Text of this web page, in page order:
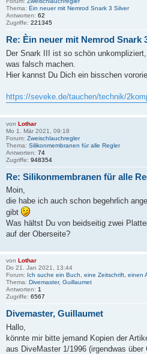
Thema: Èin neuer mit Nemrod Snark 3 Silver
Antworten: 62
Zugriffe: 221345
Re: Èin neuer mit Nemrod Snark
Der Snark III ist so schön
was falsch machen.
Hier kannst Du Dich ein bisschen
https://seveke.de/tauchen/technik/
von Lothar
Mo 1. Mär 2021, 09:18
Forum: Zweischlauchregler
Thema: Silikonmembranen für alle Regler
Antworten: 74
Zugriffe: 948354
Re: Silikonmembranen für alle
Moin,
die habe ich auch schon begehrlich
gibt
Was hältst Du von beidseitig zwei
auf der Oberseite?
von Lothar
Do 21. Jan 2021, 13:44
Forum: Ich suche ein Buch, eine Zeitschrift, einen
Thema: Divemaster, Guillaumet
Antworten: 1
Zugriffe: 6567
Divemaster, Guillaumet
Hallo,
könnte mir bitte jemand Kopien der
aus DiveMaster 1/1996 (irgendwas über